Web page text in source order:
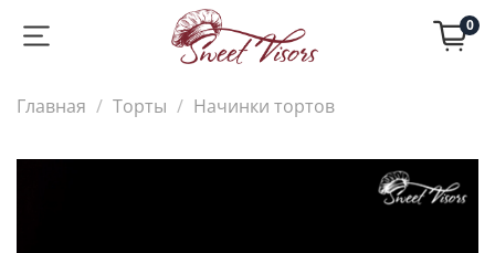
0
Главная Торты Начинки тортов